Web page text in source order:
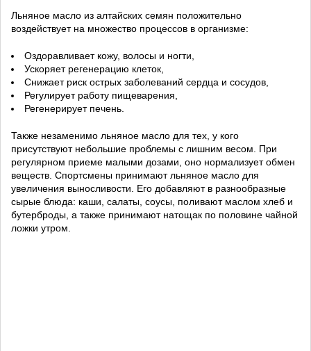
Льняное масло из алтайских семян положительно
воздействует на множество процессов в организме:
Оздоравливает кожу, волосы и ногти,
Ускоряет регенерацию клеток,
Снижает риск острых заболеваний сердца и сосудов,
Регулирует работу пищеварения,
Регенерирует печень.
Также незаменимо льняное масло для тех, у кого
присутствуют небольшие проблемы с лишним весом. При
регулярном приеме малыми дозами, оно нормализует обмен
веществ. Спортсмены принимают льняное масло для
увеличения выносливости. Его добавляют в разнообразные
сырые блюда: каши, салаты, соусы, поливают маслом хлеб и
бутерброды, а также принимают натощак по половине чайной
ложки утром.